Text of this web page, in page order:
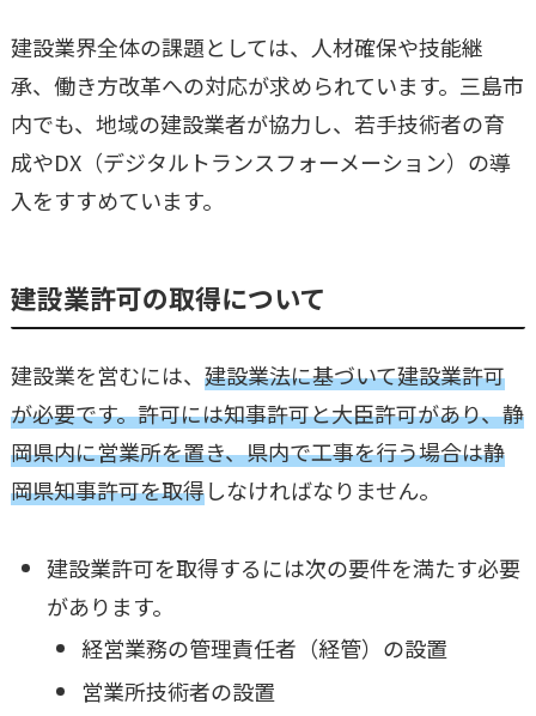
建設業界全体の課題としては、人材確保や技能継
承、働き方改革への対応が求められています。三島市
内でも、地域の建設業者が協力し、若手技術者の育
成やDX（デジタルトランスフォーメーション）の導
入をすすめています。
建設業許可の取得について
建設業を営むには、 建設業法に基づいて建設業許可
が必要です。許可には知事許可と大臣許可があり、静
岡県内に営業所を置き、県内で工事を行う場合は静
岡県知事許可を取得しなければなりません。
建設業許可を取得するには次の要件を満たす必要
があります。
経営業務の管理責任者（経管）の設置
営業所技術者の設置